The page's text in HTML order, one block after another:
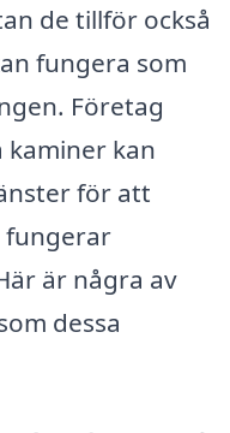
de tillför också
fungera som
Företag
kaminer kan
för att
fungerar
är några av
dessa